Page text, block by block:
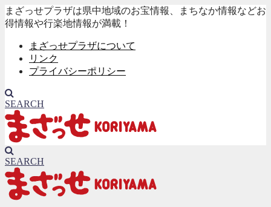
まざっせプラザは県中地域のお宝情報、まちなか情報などお
得情報や行楽地情報が満載！
まざっせプラザについて
リンク
プライバシーポリシー
SEARCH
SEARCH